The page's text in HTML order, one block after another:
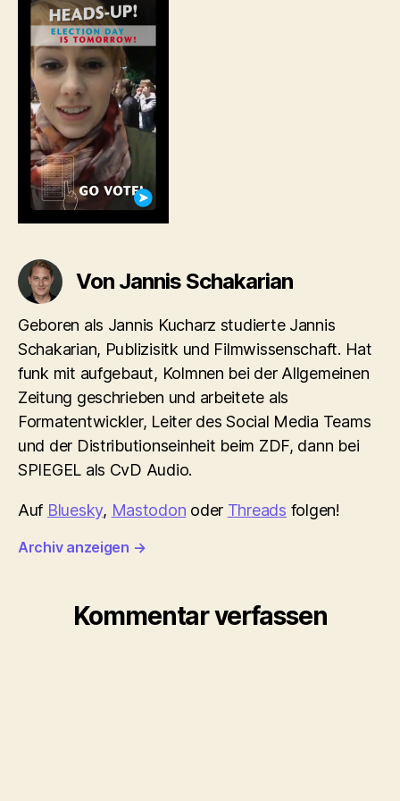
Von Jannis Schakarian
Geboren als Jannis Kucharz studierte Jannis
Schakarian, Publizisitk und Filmwissenschaft. Hat
funk mit aufgebaut, Kolmnen bei der Allgemeinen
Zeitung geschrieben und arbeitete als
Formatentwickler, Leiter des Social Media Teams
und der Distributionseinheit beim ZDF, dann bei
SPIEGEL als CvD Audio.
Auf Bluesky, Mastodon oder Threads folgen!
Archiv anzeigen →
Kommentar verfassen